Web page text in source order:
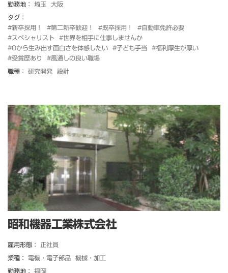
勤務地： 埼玉 大阪
タグ：
#新卒採用！
#第二新卒歓迎！ #既卒採用！
#自動車免許必要
#スペシャリスト
#世界を相手に仕事しませんか
#0から生み出す面白さを体感したい
#子ども手当
#福利厚生が厚い
#受賞歴あり
#風通しの良い職場
職種： 研究開発 設計
昭和機器工業株式会社
雇用形態： 正社員
業種： 電機・電子部品 機械・加工
勤務地： 福岡